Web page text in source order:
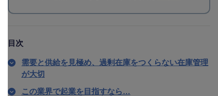
目次
需要と供給を見極め、過剰在庫をつくらない在庫管理
が大切
この業界で起業を目指すなら…